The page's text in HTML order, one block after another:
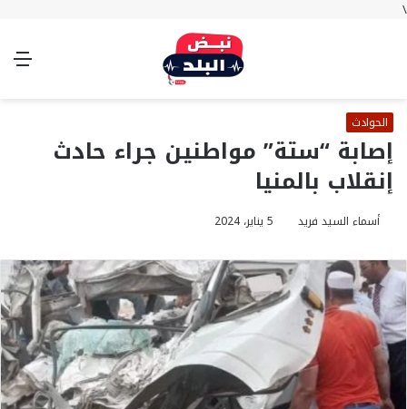
\
الوضع
الحوادث
إصابة “ستة” مواطنين جراء حادث
إنقلاب بالمنيا
أسماء السيد فريد 5 يناير، 2024